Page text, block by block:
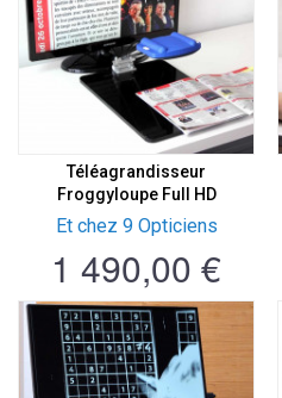
Téléagrandisseur
Froggyloupe Full HD
Et chez 9 Opticiens
1 490,00 €